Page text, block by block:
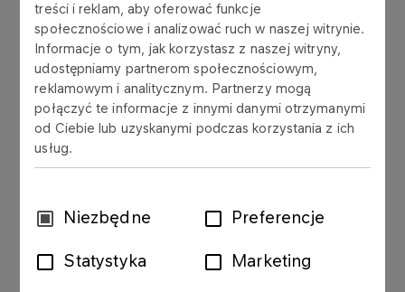
treści i reklam, aby oferować funkcje
społecznościowe i analizować ruch w naszej witrynie.
Informacje o tym, jak korzystasz z naszej witryny,
udostępniamy partnerom społecznościowym,
reklamowym i analitycznym. Partnerzy mogą
połączyć te informacje z innymi danymi otrzymanymi
od Ciebie lub uzyskanymi podczas korzystania z ich
usług.
WybórNiezbędne Preferencje
Statystyka Marketing
Current press releases
UPSTREAM
ORLEN enhances extraction capacity
More